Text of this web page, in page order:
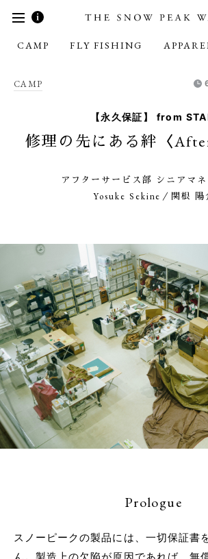
CAMP FLY FISHING
CAMP
【永久保証】 from
修理の先にある絆〈
アフターサービス部 シニアマ
Yosuke Sekine／関根 陽
Prologue
スノーピークの製品には、一切保証書
ん。製造上の欠陥が原因であれば、無